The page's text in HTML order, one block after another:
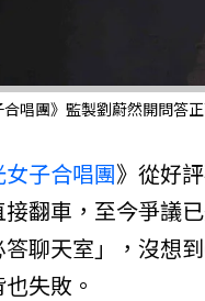
唱團》監製劉蔚然開問答
女子合唱團》從好
翻車，至今爭議
聊天室」，沒想
失敗。